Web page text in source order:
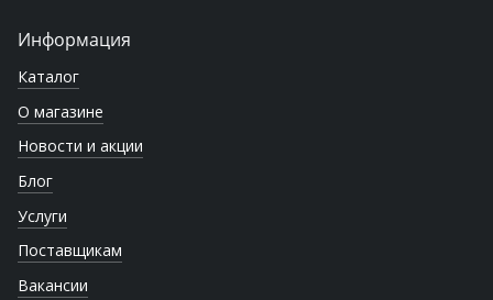
Информация
Каталог
О магазине
Новости и акции
Блог
Услуги
Поставщикам
Вакансии